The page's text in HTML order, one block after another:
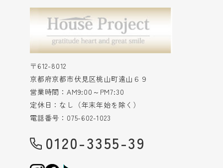
〒612-8012
京都府京都市伏見区桃山町遠山６９
営業時間：AM9:00～PM7:30
定休日：なし（年末年始を除く）
電話番号：075-602-1023
0120-3355-39